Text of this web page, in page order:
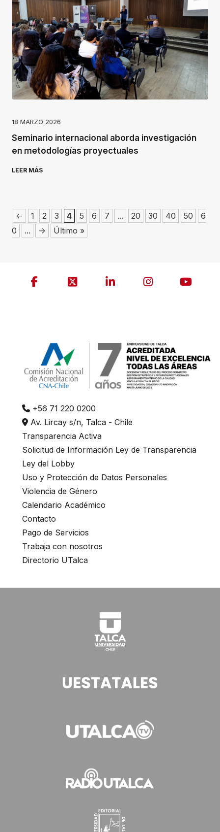
18 MARZO 2026
Seminario internacional aborda investigación
en metodologías proyectuales
LEER MÁS
<- 1 2 3 4 5 6 7 ... 20 30 40 50
6
0
... -> Último »
+56 71 220 0200
Av. Lircay s/n, Talca - Chile
Transparencia Activa
Solicitud de Información Ley de Transparencia
Ley del Lobby
Uso y Protección de Datos Personales
Violencia de Género
Calendario Académico
Contacto
Pago de Servicios
Trabaja con nosotros
Directorio UTalca